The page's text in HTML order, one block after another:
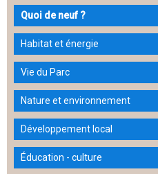
Quoi de neuf ?
Habitat et énergie
Vie du Parc
Nature et environnement
Développement local
Éducation - culture